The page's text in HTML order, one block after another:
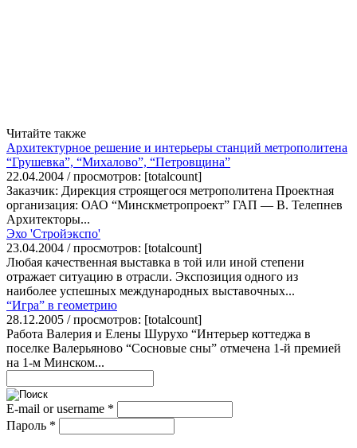
Читайте также
Архитектурное решение и интерьеры станций метрополитена
“Грушевка”, “Михалово”, “Петровщина”
22.04.2004 / просмотров: [totalcount]
Заказчик: Дирекция строящегося метрополитена Проектная
организация: ОАО “Минскметропроект” ГАП — В. Телепнев
Архитекторы...
Эхо 'Cтройэкспо'
23.04.2004 / просмотров: [totalcount]
Любая качественная выставка в той или иной степени
отражает ситуацию в отрасли. Экспозиция одного из
наиболее успешных международных выставочных...
“Игра” в геометрию
28.12.2005 / просмотров: [totalcount]
Работа Валерия и Елены Шурухо “Интерьер коттеджа в
поселке Валерьяново “Сосновые сны” отмечена 1-й премией
на 1-м Минском...
E-mail or username *
Пароль *